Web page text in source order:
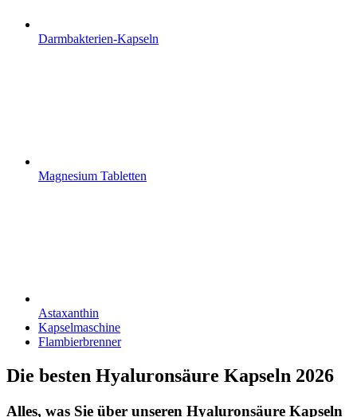
Darmbakterien-Kapseln
Magnesium Tabletten
Astaxanthin
Kapselmaschine
Flambierbrenner
Die besten Hyaluronsäure Kapseln 2026
Alles, was Sie über unseren Hyaluronsäure Kapseln